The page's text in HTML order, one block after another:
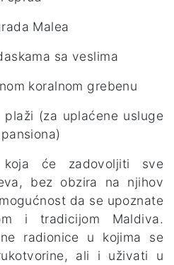
Malea
sa veslima
koralnom grebenu
(za uplaćene usluge
će zadovoljiti sve
bez obzira na njihov
da se upoznate
i tradicijom Maldiva.
radionice u kojima se
ali i uživati u